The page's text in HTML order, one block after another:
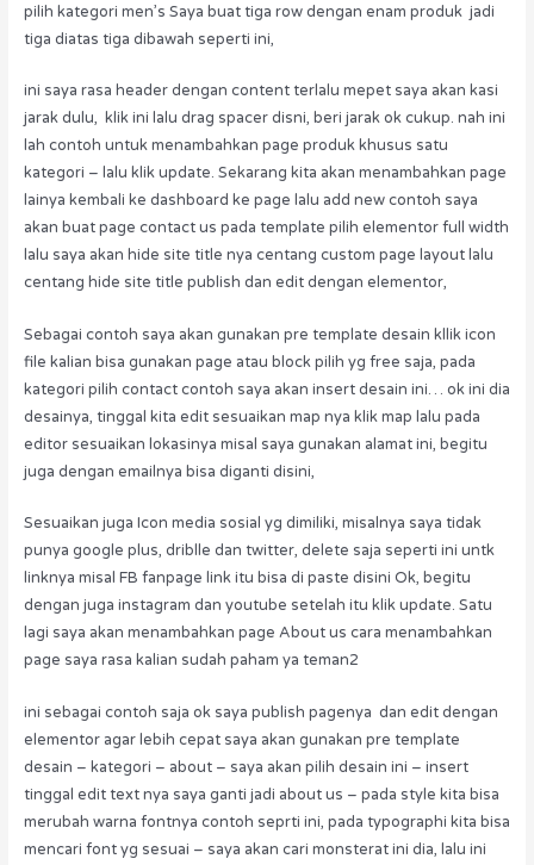
pilih kategori men’s Saya buat tiga row dengan enam produk jadi
tiga diatas tiga dibawah seperti ini,
ini saya rasa header dengan content terlalu mepet saya akan kasi
jarak dulu, klik ini lalu drag spacer disni, beri jarak ok cukup. nah ini
lah contoh untuk menambahkan page produk khusus satu
kategori – lalu klik update. Sekarang kita akan menambahkan page
lainya kembali ke dashboard ke page lalu add new contoh saya
akan buat page contact us pada template pilih elementor full width
lalu saya akan hide site title nya centang custom page layout lalu
centang hide site title publish dan edit dengan elementor,
Sebagai contoh saya akan gunakan pre template desain kllik icon
file kalian bisa gunakan page atau block pilih yg free saja, pada
kategori pilih contact contoh saya akan insert desain ini… ok ini dia
desainya, tinggal kita edit sesuaikan map nya klik map lalu pada
editor sesuaikan lokasinya misal saya gunakan alamat ini, begitu
juga dengan emailnya bisa diganti disini,
Sesuaikan juga Icon media sosial yg dimiliki, misalnya saya tidak
punya google plus, driblle dan twitter, delete saja seperti ini untk
linknya misal FB fanpage link itu bisa di paste disini Ok, begitu
dengan juga instagram dan youtube setelah itu klik update. Satu
lagi saya akan menambahkan page About us cara menambahkan
page saya rasa kalian sudah paham ya teman2
ini sebagai contoh saja ok saya publish pagenya dan edit dengan
elementor agar lebih cepat saya akan gunakan pre template
desain – kategori – about – saya akan pilih desain ini – insert
tinggal edit text nya saya ganti jadi about us – pada style kita bisa
merubah warna fontnya contoh seprti ini, pada typographi kita bisa
mencari font yg sesuai – saya akan cari monsterat ini dia, lalu ini